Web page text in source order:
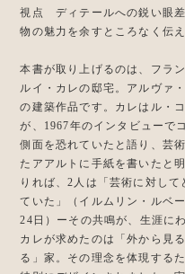
視点 ディテールへの鋭い眼
物の魅力を余すところなく伝え
本書が取り上げるのは、フラ
ルイ・カレの邸宅。アルヴァ
の建築作品です。カレはル・
が、1967年のインタビューで
側面を恐れていたと語り、芸
たアアルトに手紙を書いたと
りれば、2人は「芸術に対し
ていた」（イルムリン・ルベ
24日）ーその共鳴が、生涯に
カレが求めたのは「外から見
る」家。その理念を体現する